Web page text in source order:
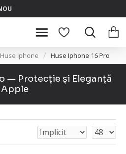
Huse Iphone Huse Iphone 16 Pro
— Protecție și Eleganță
Apple